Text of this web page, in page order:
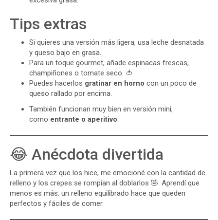
Tips extras
Si quieres una versión más ligera, usa leche desnatada
y queso bajo en grasa.
Para un toque gourmet, añade espinacas frescas,
champiñones o tomate seco. 🍅
Puedes hacerlos gratinar en horno con un poco de
queso rallado por encima.
También funcionan muy bien en versión mini,
como entrante o aperitivo.
😂 Anécdota divertida
La primera vez que los hice, me emocioné con la cantidad de
relleno y los crepes se rompían al doblarlos 🤣. Aprendí que
menos es más: un relleno equilibrado hace que queden
perfectos y fáciles de comer.